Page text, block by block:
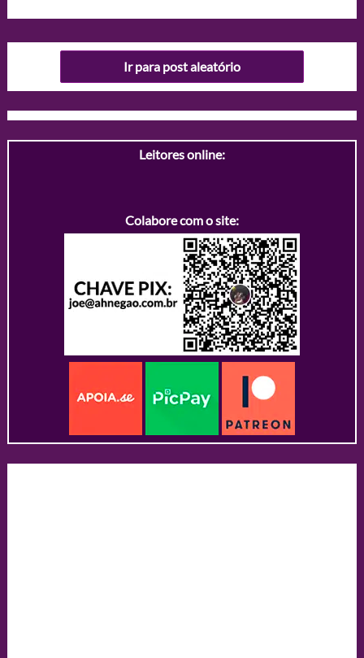
Ir para post aleatório
Leitores online:
Colabore com o site: